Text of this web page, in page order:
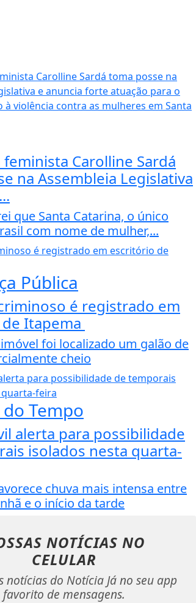
Carolline Sardá
na Assembleia Legislativa
que Santa Catarina, o único
com nome de mulher,...
Pública
é registrado em
Itapema
foi localizado um galão de
cheio
Tempo
alerta para possibilidade
isolados nesta quarta-
chuva mais intensa entre
e o início da tarde
NOTÍCIAS NO
CELULAR
notícias do Notícia Já no seu app
favorito de mensagens.